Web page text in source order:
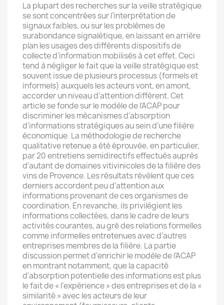
La plupart des recherches sur la veille stratégique
se sont concentrées sur l’interprétation de
signaux faibles, ou sur les problèmes de
surabondance signalétique, en laissant en arrière
plan les usages des différents dispositifs de
collecte d’information mobilisés à cet effet. Ceci
tend à négliger le fait que la veille stratégique est
souvent issue de plusieurs processus (formels et
informels) auxquels les acteurs vont, en amont,
accorder un niveau d’attention différent. Cet
article se fonde sur le modèle de l’ACAP pour
discriminer les mécanismes d’absorption
d’informations stratégiques au sein d’une filière
économique. La méthodologie de recherche
qualitative retenue a été éprouvée, en particulier,
par 20 entretiens semidirectifs effectués auprès
d’autant de domaines vitivinicoles de la filière des
vins de Provence. Les résultats révèlent que ces
derniers accordent peu d’attention aux
informations provenant de ces organismes de
coordination. En revanche, ils privilégient les
informations collectées, dans le cadre de leurs
activités courantes, au gré des relations formelles
comme informelles entretenues avec d’autres
entreprises membres de la filière. La partie
discussion permet d’enrichir le modèle de l’ACAP
en montrant notamment, que la capacité
d’absorption potentielle des informations est plus
le fait de « l’expérience » des entreprises et de la «
similarité » avec les acteurs de leur